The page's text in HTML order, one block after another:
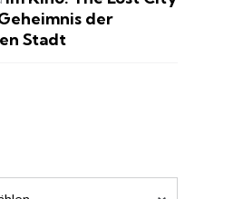
der
Stadt